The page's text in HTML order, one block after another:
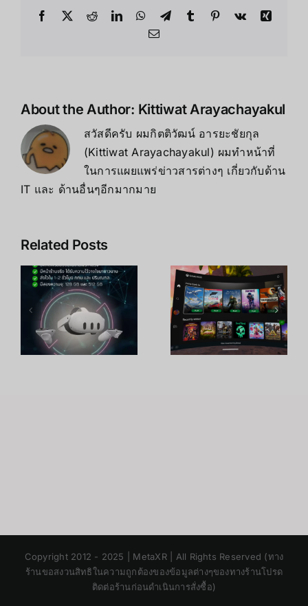
เสียง
Facebook
X RedditLinkedInWhatsApp
TelegramTumblr Pinterest
Vk
Xing
Email
About the Author: Kittiwat Arayachayakul
สวัสดีครับ ผมกิตติวัฒน์ อารยะชัยกุล
(Kittiwat Arayachayakul) ผมทำหน้าที่
ในการแผยแพร่ข่าวสารต่างๆ เกี่ยวกับด้าน
IT และ ด้านอื่นๆอีกมากมาย
Related Posts
เกมสตรีมใน
Oculus
Quest 2
Oculus
Quest 2
อุปกรณ์ VR
ที่ดีกว่าเดิม
ด้วยจุดเด่นที่
Copyright 2012 - 2025 | MetaXR | All Rights Reserved (ทาง
ร้านขอสงวนสิทธิในความถูกต้องของข้อมูลต่างๆของทางร้านโปรด
ติดต่อร้านก่อนดำเนินการสั่งซื้อ)Chinese